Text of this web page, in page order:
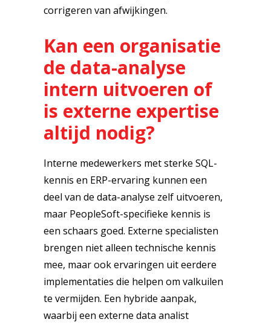
corrigeren van afwijkingen.
Kan een organisatie
de data-analyse
intern uitvoeren of
is externe expertise
altijd nodig?
Interne medewerkers met sterke SQL-
kennis en ERP-ervaring kunnen een
deel van de data-analyse zelf uitvoeren,
maar PeopleSoft-specifieke kennis is
een schaars goed. Externe specialisten
brengen niet alleen technische kennis
mee, maar ook ervaringen uit eerdere
implementaties die helpen om valkuilen
te vermijden. Een hybride aanpak,
waarbij een externe data analist